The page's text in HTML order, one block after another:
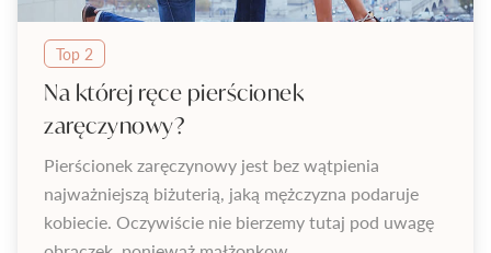
Top 2
Na której ręce pierścionek
zaręczynowy?
Pierścionek zaręczynowy jest bez wątpienia
najważniejszą biżuterią, jaką mężczyzna podaruje
kobiecie. Oczywiście nie bierzemy tutaj pod uwagę